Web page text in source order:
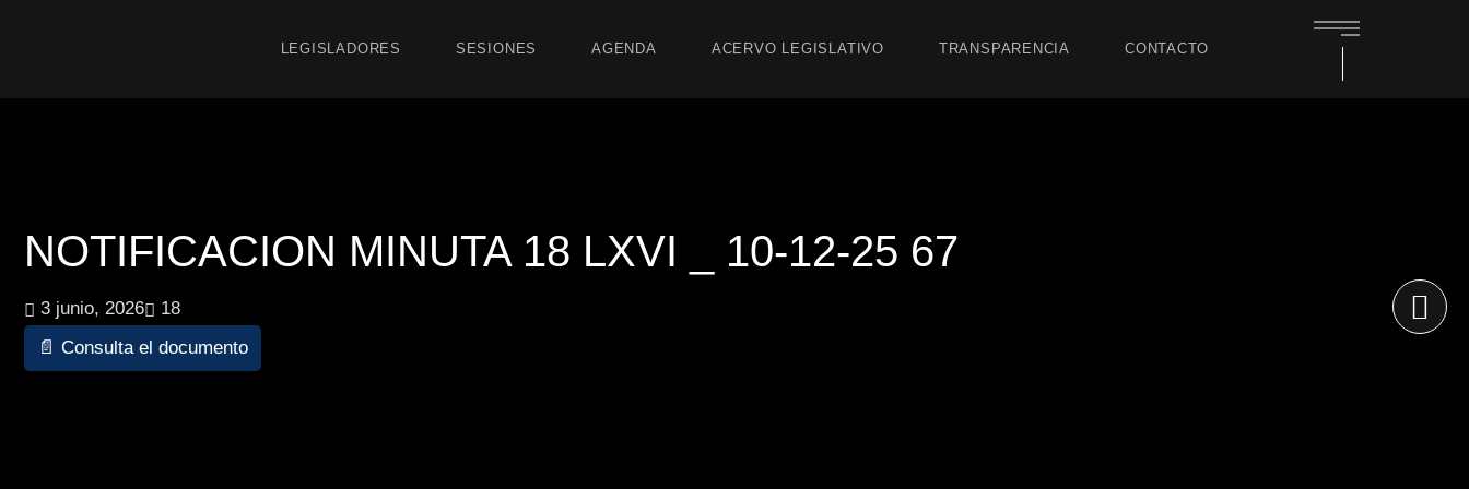
LEGISLADORES SESIONES AGENDA ACERVO LEGISLATIVO TRANSPARENCIA CONTACTO
NOTIFICACION MINUTA 18 LXVI _ 10-12-25 67
3 junio, 2026
18
📄 Consulta el documento